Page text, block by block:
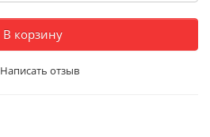
В корзину
Написать отзыв